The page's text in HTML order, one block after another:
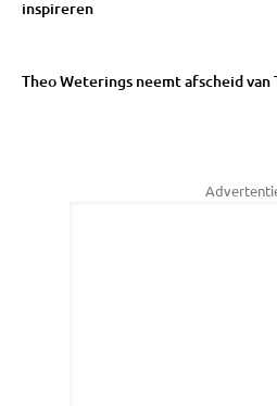
inspireren
Theo Weterings neemt afscheid